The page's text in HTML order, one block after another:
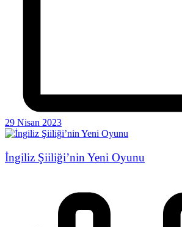
29 Nisan 2023
İngiliz Şiiliği’nin Yeni Oyunu